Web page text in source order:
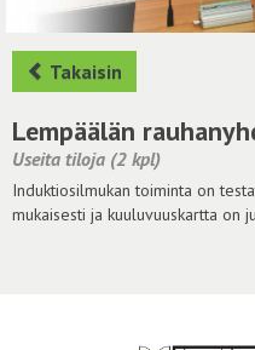
Hae ehdotuksia
Käyttöohje
Yhteydenottopyyntö
Kirjaudu sisään
Takaisin
Lempäälän
Useita tiloja (2 kpl)
Induktiosilmukan toiminta on
mukaisesti ja kuuluvuuskartta on